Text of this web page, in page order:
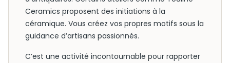
Ceramics proposent des initiations à la
céramique. Vous créez vos propres motifs sous la
guidance d’artisans passionnés.
C’est une activité incontournable pour rapporter